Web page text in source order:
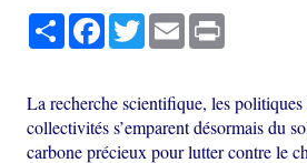
PartagerFacebook
TwitterEmail
La recherche scientifique, les politiques
collectivités s’emparent désormais du
carbone précieux pour lutter contre le